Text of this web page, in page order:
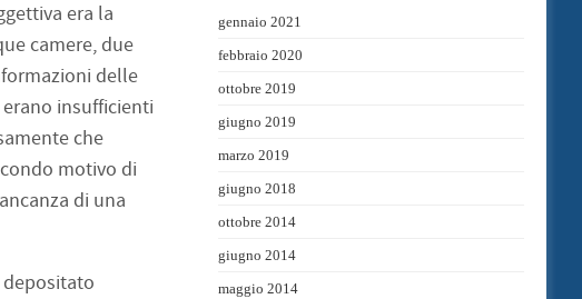
era la
camere, due
delle
insufficienti
che
motivo di
di una
depositato
gennaio 2021
febbraio 2020
ottobre 2019
giugno 2019
marzo 2019
giugno 2018
ottobre 2014
giugno 2014
maggio 2014